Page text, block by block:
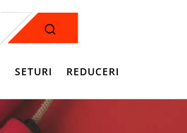
SETURI REDUCERI